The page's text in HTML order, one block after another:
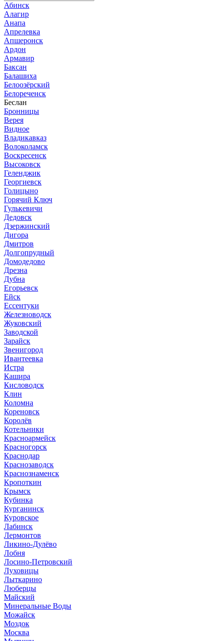
Абинск
Алагир
Анапа
Апрелевка
Апшеронск
Ардон
Армавир
Баксан
Балашиха
Белоозёрский
Белореченск
Беслан
Бронницы
Верея
Видное
Владикавказ
Волоколамск
Воскресенск
Высоковск
Геленджик
Георгиевск
Голицыно
Горячий Ключ
Гулькевичи
Дедовск
Дзержинский
Дигора
Дмитров
Долгопрудный
Домодедово
Дрезна
Дубна
Егорьевск
Ейск
Ессентуки
Железноводск
Жуковский
Заводской
Зарайск
Звенигород
Ивантеевка
Истра
Кашира
Кисловодск
Клин
Коломна
Кореновск
Королёв
Котельники
Красноармейск
Красногорск
Краснодар
Краснозаводск
Краснознаменск
Кропоткин
Крымск
Кубинка
Курганинск
Куровское
Лабинск
Лермонтов
Ликино-Дулёво
Лобня
Лосино-Петровский
Луховицы
Лыткарино
Люберцы
Майский
Минеральные Воды
Можайск
Моздок
Москва